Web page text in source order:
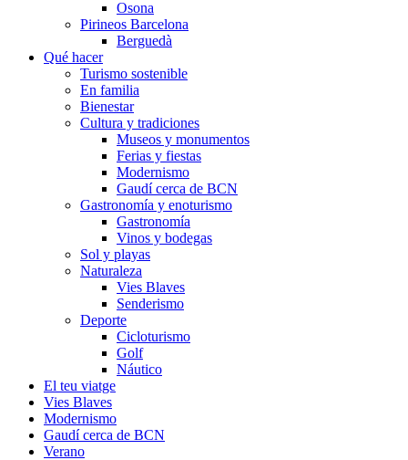
Osona
Pirineos Barcelona
Berguedà
Qué hacer
Turismo sostenible
En familia
Bienestar
Cultura y tradiciones
Museos y monumentos
Ferias y fiestas
Modernismo
Gaudí cerca de BCN
Gastronomía y enoturismo
Gastronomía
Vinos y bodegas
Sol y playas
Naturaleza
Vies Blaves
Senderismo
Deporte
Cicloturismo
Golf
Náutico
El teu viatge
Vies Blaves
Modernismo
Gaudí cerca de BCN
Verano